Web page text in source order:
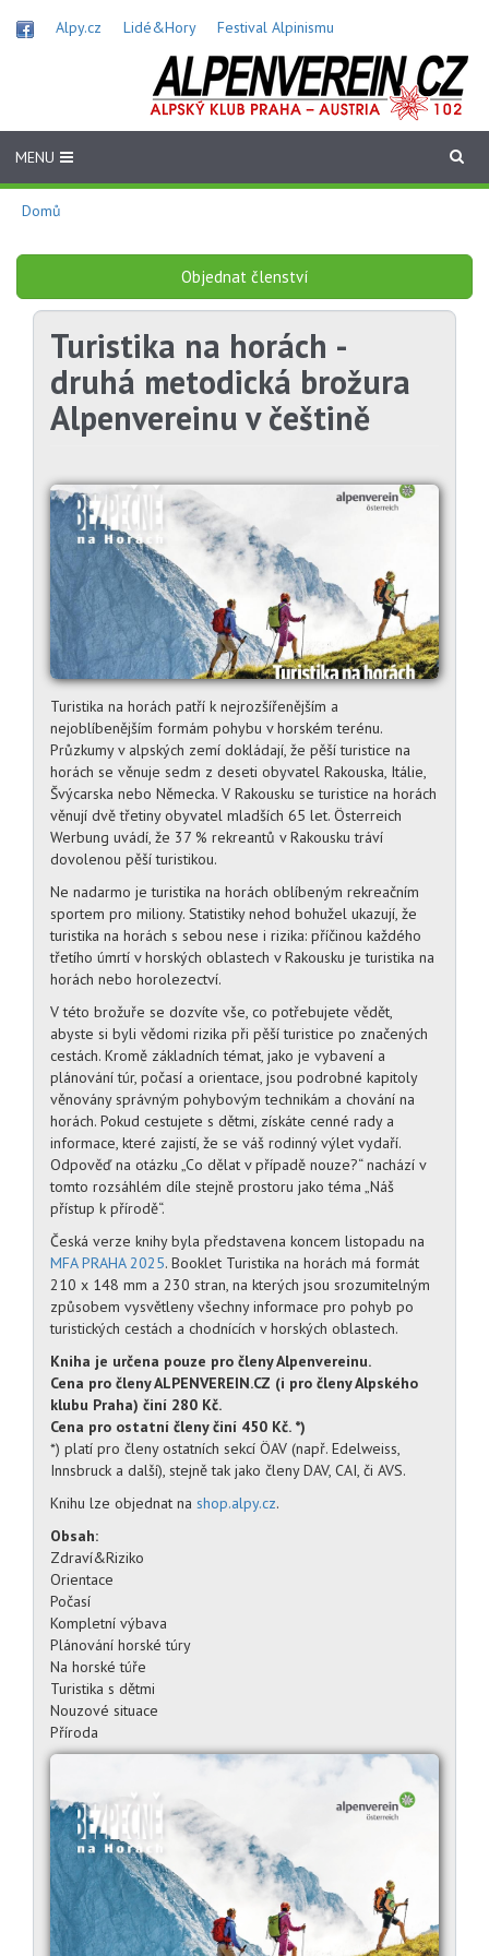
Alpy.cz Lidé&Hory Festival Alpinismu
MENU
Domů
Objednat členství
Turistika na horách -
druhá metodická brožura
Alpenvereinu v češtině
Turistika na horách patří k nejrozšířenějším a
nejoblíbenějším formám pohybu v horském terénu.
Průzkumy v alpských zemí dokládají, že pěší turistice na
horách se věnuje sedm z deseti obyvatel Rakouska, Itálie,
Švýcarska nebo Německa. V Rakousku se turistice na horách
věnují dvě třetiny obyvatel mladších 65 let. Österreich
Werbung uvádí, že 37 % rekreantů v Rakousku tráví
dovolenou pěší turistikou.
Ne nadarmo je turistika na horách oblíbeným rekreačním
sportem pro miliony. Statistiky nehod bohužel ukazují, že
turistika na horách s sebou nese i rizika: příčinou každého
třetího úmrtí v horských oblastech v Rakousku je turistika na
horách nebo horolezectví.
V této brožuře se dozvíte vše, co potřebujete vědět,
abyste si byli vědomi rizika při pěší turistice po značených
cestách. Kromě základních témat, jako je vybavení a
plánování túr, počasí a orientace, jsou podrobné kapitoly
věnovány správným pohybovým technikám a chování na
horách. Pokud cestujete s dětmi, získáte cenné rady a
informace, které zajistí, že se váš rodinný výlet vydaří.
Odpověď na otázku „Co dělat v případě nouze?“ nachází v
tomto rozsáhlém díle stejně prostoru jako téma „Náš
přístup k přírodě“.
Česká verze knihy byla představena koncem listopadu na
MFA PRAHA 2025. Booklet Turistika na horách má formát
210 x 148 mm a 230 stran, na kterých jsou srozumitelným
způsobem vysvětleny všechny informace pro pohyb po
turistických cestách a chodnících v horských oblastech.
Kniha je určena pouze pro členy Alpenvereinu.
Cena pro členy ALPENVEREIN.CZ (i pro členy Alpského
klubu Praha) činí 280 Kč.
Cena pro ostatní členy činí 450 Kč. *)
*) platí pro členy ostatních sekcí ÖAV (např. Edelweiss,
Innsbruck a další), stejně tak jako členy DAV, CAI, či AVS.
Knihu lze objednat na shop.alpy.cz.
Obsah:
Zdraví&Riziko
Orientace
Počasí
Kompletní výbava
Plánování horské túry
Na horské túře
Turistika s dětmi
Nouzové situace
Příroda